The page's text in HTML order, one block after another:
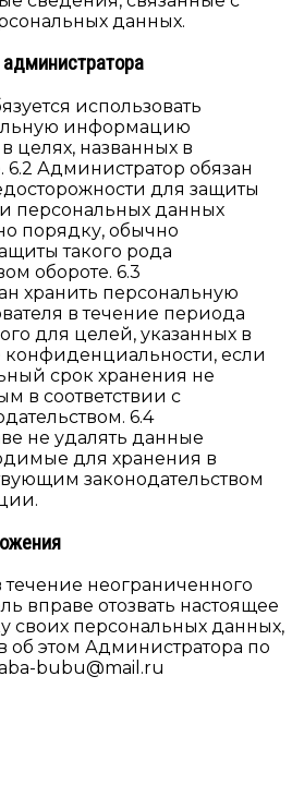
данных.
использовать
информацию
целях, названных в
Администратор обязан
для защиты
персональных данных
порядку, обычно
такого рода
обороте. 6.3
хранить персональную
в течение периода
для целей, указанных в
если
срок хранения не
в соответствии с
6.4
не удалять данные
для хранения в
законодательством
течение неограниченного
вправе отозвать настоящее
своих персональных данных,
этом Администратора по
bubu@mail.ru